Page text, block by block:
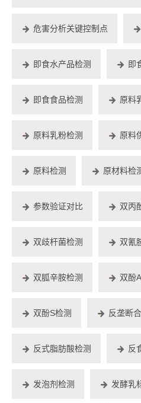
危害分析关键控制点
即食水产品检测 即
即食食品检测 原料
原料乳粉检测 原料
原料检测 原材料检
参数验证对比 双丙
双歧杆菌检测 双氰
双胍辛胺检测 双酚
双酚S检测 反垄断
反式脂肪酸检测 反
发泡剂检测 发酵乳